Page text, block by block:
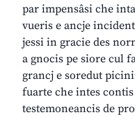
par impensâsi che
vueris e ancje
jessi in gracie des
a gnocis pe siore cul
grancj e soredut
fuarte che intes
testemoneancis de